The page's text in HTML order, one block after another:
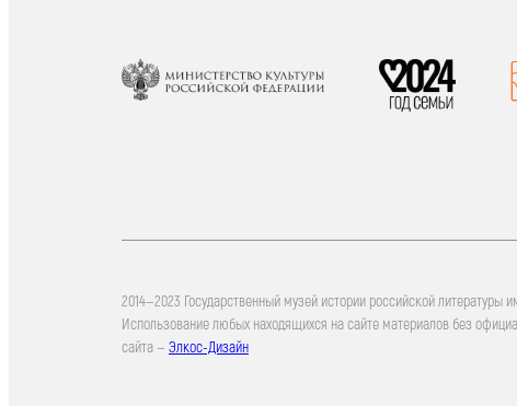
2014—2023 Государственный музей истории российской
Использование любых находящихся на сайте материалов без
сайта — Элкос-Дизайн